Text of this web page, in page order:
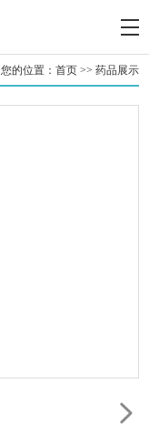
您的位置： 首页>> 药品展示